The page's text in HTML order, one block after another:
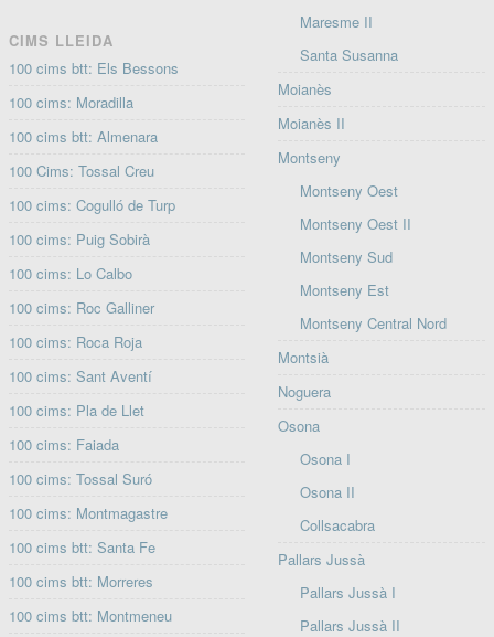
CIMS LLEIDA
100 cims btt: Els Bessons
100 cims: Moradilla
100 cims btt: Almenara
100 Cims: Tossal Creu
100 cims: Cogulló de Turp
100 cims: Puig Sobirà
100 cims: Lo Calbo
100 cims: Roc Galliner
100 cims: Roca Roja
100 cims: Sant Aventí
100 cims: Pla de Llet
100 cims: Faiada
100 cims: Tossal Suró
100 cims: Montmagastre
100 cims btt: Santa Fe
100 cims btt: Morreres
100 cims btt: Montmeneu
Maresme II
Santa Susanna
Moianès
Moianès II
Montseny
Montseny Oest
Montseny Oest II
Montseny Sud
Montseny Est
Montseny Central Nord
Montsià
Noguera
Osona
Osona I
Osona II
Collsacabra
Pallars Jussà
Pallars Jussà I
Pallars Jussà II